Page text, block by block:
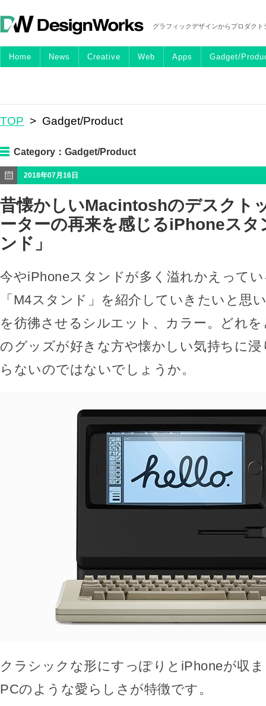
グラフィックデザインからプロダク
Home News Creative Web Apps Gadget/
TOP > Gadget/Product
Category： Gadget/Product
2018年07月16日
昔懐かしいMacintoshのデスクト
ーターの再来を感じるiPhoneスタ
ンド」
今やiPhoneスタンドが多く溢れかえって
「M4スタンド」を紹介していきたいと思
を彷彿させるシルエット、カラー。どれ
のグッズが好きな方や懐かしい気持ちに
らないのではないでしょうか。
クラシックな形にすっぽりとiPhoneが収
PCのような愛らしさが特徴です。